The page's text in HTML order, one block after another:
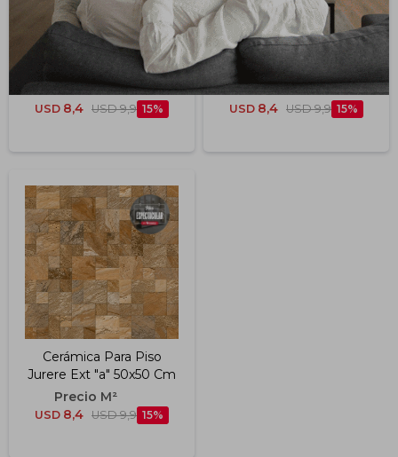
Cerámica Para Piso
Roma Gray Lux "a"
50x50 Cm
USD 8,4 USD 9,9 15
Cerámica Para Piso
Statuario Lux "a" 31x59
Cm
USD 8,4 USD 9,9 15
Cerámica Para Piso
Jurere Ext "a" 50x50 Cm
USD 8,4 USD 9,9 15